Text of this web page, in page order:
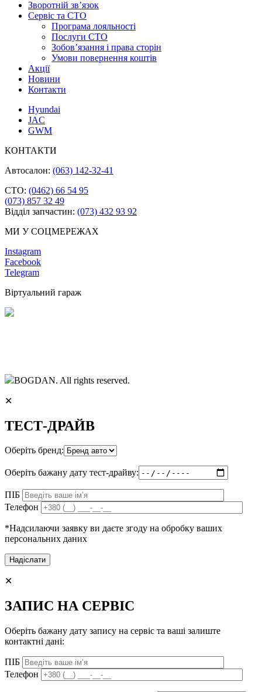
Зворотній зв’язок
Cервіс та СТО
Програма лояльності
Послуги СТО
Зобов’язання і права сторін
Умови повернення коштів
Акції
Новини
Контакти
Hyundai
JAC
GWM
КОНТАКТИ
Автосалон: (063) 142-32-41
СТО: (0462) 66 54 95
(073) 857 32 49
Відділ запчастин: (073) 432 93 92
МИ У СОЦМЕРЕЖАХ
Instagram
Facebook
Telegram
Віртуальний гараж
BOGDAN. All rights reserved.
✕
ТЕСТ-ДРАЙВ
Оберіть бренд:
Оберіть бажану дату тест-драйву:
ПІБ
Телефон
*Надсилаючи заявку ви даєте згоду на обробку ваших
персональних даних
✕
ЗАПИС НА СЕРВІС
Оберіть бажану дату запису на сервіс та ваші залиште
контактні дані:
ПІБ
Телефон